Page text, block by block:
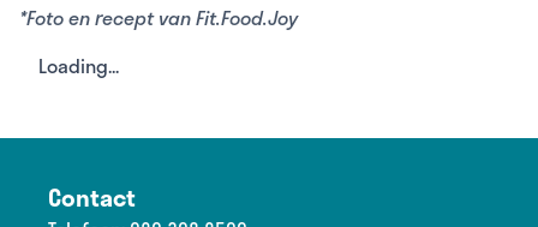
*Foto en recept van Fit.Food.Joy
Loading...
Contact